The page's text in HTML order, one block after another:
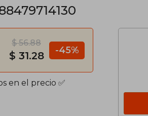
$ 56.88
$ 31.28 -45%
en el precio ✅